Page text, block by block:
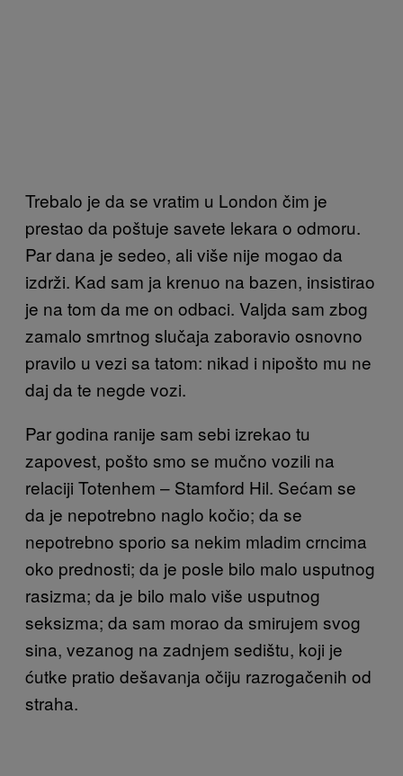
Trebalo je da se vratim u London čim je
prestao da poštuje savete lekara o odmoru.
Par dana je sedeo, ali više nije mogao da
izdrži. Kad sam ja krenuo na bazen, insistirao
je na tom da me on odbaci. Valjda sam zbog
zamalo smrtnog slučaja zaboravio osnovno
pravilo u vezi sa tatom: nikad i nipošto mu ne
daj da te negde vozi.
Par godina ranije sam sebi izrekao tu
zapovest, pošto smo se mučno vozili na
relaciji Totenhem – Stamford Hil. Sećam se
da je nepotrebno naglo kočio; da se
nepotrebno sporio sa nekim mladim crncima
oko prednosti; da je posle bilo malo usputnog
rasizma; da je bilo malo više usputnog
seksizma; da sam morao da smirujem svog
sina, vezanog na zadnjem sedištu, koji je
ćutke pratio dešavanja očiju razrogačenih od
straha.